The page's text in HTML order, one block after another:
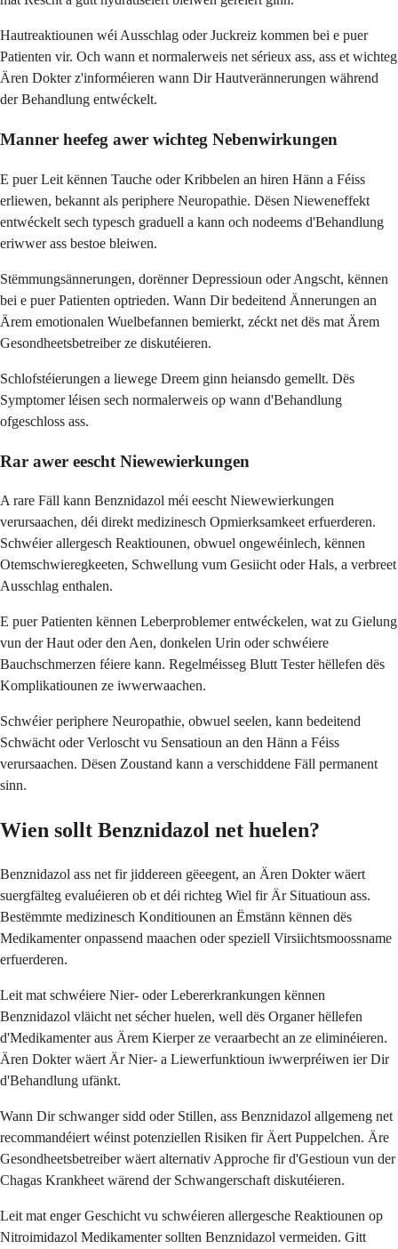
Hautreaktiounen wéi Ausschlag oder Juckreiz kommen bei e puer
Patienten vir. Och wann et normalerweis net sérieux ass, ass et wichteg
Ären Dokter z'informéieren wann Dir Hautverännerungen während
der Behandlung entwéckelt.
Manner heefeg awer wichteg Nebenwirkungen
E puer Leit kënnen Tauche oder Kribbelen an hiren Hänn a Féiss
erliewen, bekannt als periphere Neuropathie. Dësen Nieweneffekt
entwéckelt sech typesch graduell a kann och nodeems d'Behandlung
eriwwer ass bestoe bleiwen.
Stëmmungsännerungen, dorënner Depressioun oder Angscht, kënnen
bei e puer Patienten optrieden. Wann Dir bedeitend Ännerungen an
Ärem emotionalen Wuelbefannen bemierkt, zéckt net dës mat Ärem
Gesondheetsbetreiber ze diskutéieren.
Schlofstéierungen a liewege Dreem ginn heiansdo gemellt. Dës
Symptomer léisen sech normalerweis op wann d'Behandlung
ofgeschloss ass.
Rar awer eescht Niewewierkungen
A rare Fäll kann Benznidazol méi eescht Niewewierkungen
verursaachen, déi direkt medizinesch Opmierksamkeet erfuerderen.
Schwéier allergesch Reaktiounen, obwuel ongewéinlech, kënnen
Otemschwieregkeeten, Schwellung vum Gesiicht oder Hals, a verbreet
Ausschlag enthalen.
E puer Patienten kënnen Leberproblemer entwéckelen, wat zu Gielung
vun der Haut oder den Aen, donkelen Urin oder schwéiere
Bauchschmerzen féiere kann. Regelméisseg Blutt Tester hëllefen dës
Komplikatiounen ze iwwerwaachen.
Schwéier periphere Neuropathie, obwuel seelen, kann bedeitend
Schwächt oder Verloscht vu Sensatioun an den Hänn a Féiss
verursaachen. Dësen Zoustand kann a verschiddene Fäll permanent
sinn.
Wien sollt Benznidazol net huelen?
Benznidazol ass net fir jiddereen gëeegent, an Ären Dokter wäert
suergfälteg evaluéieren ob et déi richteg Wiel fir Är Situatioun ass.
Bestëmmte medizinesch Konditiounen an Ëmstänn kënnen dës
Medikamenter onpassend maachen oder speziell Virsiichtsmoossname
erfuerderen.
Leit mat schwéiere Nier- oder Lebererkrankungen kënnen
Benznidazol vläicht net sécher huelen, well dës Organer hëllefen
d'Medikamenter aus Ärem Kierper ze veraarbecht an ze eliminéieren.
Ären Dokter wäert Är Nier- a Liewerfunktioun iwwerpréiwen ier Dir
d'Behandlung ufänkt.
Wann Dir schwanger sidd oder Stillen, ass Benznidazol allgemeng net
recommandéiert wéinst potenziellen Risiken fir Äert Puppelchen. Äre
Gesondheetsbetreiber wäert alternativ Approche fir d'Gestioun vun der
Chagas Krankheet wärend der Schwangerschaft diskutéieren.
Leit mat enger Geschicht vu schwéieren allergesche Reaktiounen op
Nitroimidazol Medikamenter sollten Benznidazol vermeiden. Gitt